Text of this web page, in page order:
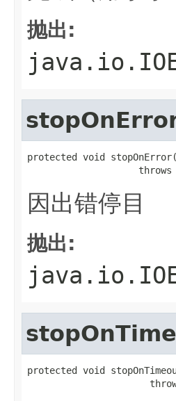
抛出:
protected void
因出错停目
抛出:
protected void